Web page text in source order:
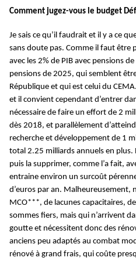
Comment jugez-vous le budget
Je sais ce qu’il faudrait et il y a ce
sans doute pas. Comme il faut être
avec les 2% de PIB avec pensions
pensions de 2025, qui semblent
République et qui est celui du
et il convient cependant d’entrer
nécessaire de faire un effort de 2
dès 2018, et parallèlement
recherche et développement de 1
total 2.25 milliards annuels en
puis la supprimer, comme l’a fait,
entraine environ un surcoût
d’euros par an. Malheureusement,
MCO***, de lacunes capacitaires,
sommes fiers, mais qui n’arrivent
goutte et nécessitent donc des
anciens peu adaptés au combat
rénové à grand frais, qui coûte